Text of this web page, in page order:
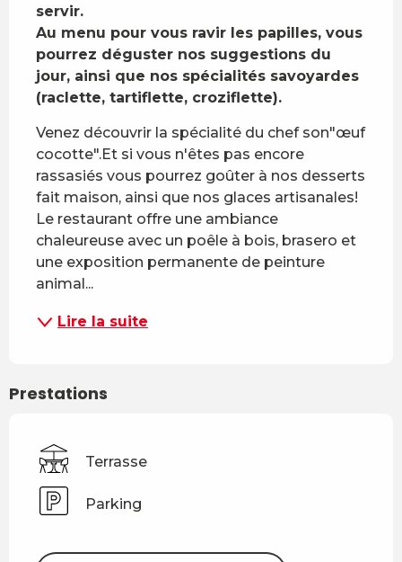
servir.
Au menu pour vous ravir les papilles, vous
pourrez déguster nos suggestions du
jour, ainsi que nos spécialités savoyardes
(raclette, tartiflette, croziflette).
Venez découvrir la spécialité du chef son"œuf
cocotte".Et si vous n'êtes pas encore
rassasiés vous pourrez goûter à nos desserts
fait maison, ainsi que nos glaces artisanales!
Le restaurant offre une ambiance
chaleureuse avec un poêle à bois, brasero et
une exposition permanente de peinture
animal...
Lire la suite
Prestations
Terrasse
Parking